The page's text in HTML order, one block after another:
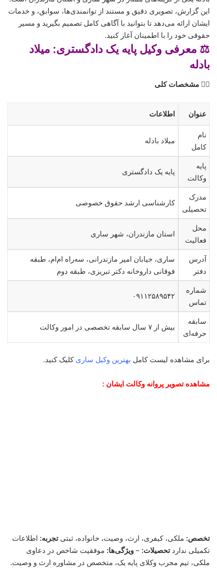
این گزارش، تصویری دقیق و مستند از توانمندی‌ها، سوابق، و خدمات
ایشان ارائه می‌دهد تا بتوانید با آگاهی کامل تصمیم بگیرید و مسیر
حقوقی خود را با اطمینان آغاز کنید.
⚖️ معرفی وکیل پایه یک دادگستری: میلاد
بادله
🧑‍⚖️ مشخصات کلی
عنوان اطلاعات
نام
کامل
میلاد بادله
پایه
وکالت
پایه یک دادگستری
مدرک
تحصیلی
کارشناسی ارشد حقوق خصوصی
محل
فعالیت
استان مازندران، شهر ساری
آدرس
دفتر
ساری، خیابان امیر مازندرانی، سه‌راه ام‌ام، طبقه
فوقانی داروخانه دکتر تبریزی، طبقه دوم
شماره
تماس
۰۹۱۱۲۵۸۹۵۴۲
سابقه
حرفه‌ای
بیش از ۷ سال سابقه تخصصی در امور وکالت
برای مشاهده لیست کامل بهترین وکیل ساری کلیک کنید.
مشاهده تصویر پروانه وکالت ایشان :
تخصص: ملکی، کیفری، ارث، وصیت، خانواده، ثبتیتجربه: اطلاعات
تکمیلی نداردتحصیلات: – ویژگی‌ها: موفقیت شاخص در دعاوی
ملکی، تیم مجرب وکلای پایه یک، متخصص در مشاوره ارث و وصیت.